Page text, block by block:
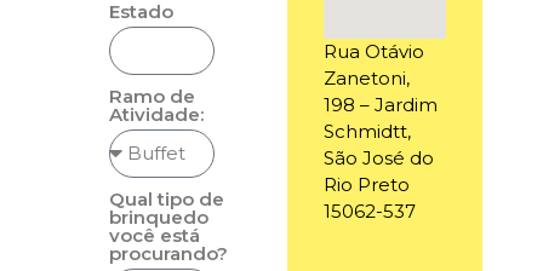
Estado
Ramo de
Atividade:
Qual tipo de
brinquedo
você está
procurando?
Rua Otávio
Zanetoni,
198 – Jardim
Schmidtt,
São José do
Rio Preto
15062-537